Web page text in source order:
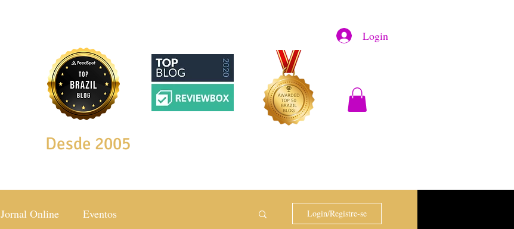
Login
Desde 2005
Jornal Online Eventos Login/Registre-se